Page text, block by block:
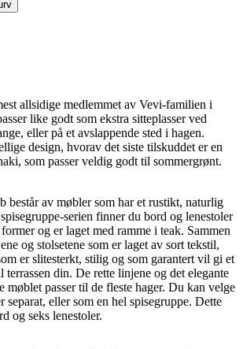
allsidige medlemmet av Vevi-familien i
like godt som ekstra sitteplasser ved
eller på et avslappende sted i hagen.
design, hvorav det siste tilskuddet er en
som passer veldig godt til sommergrønt.
består av møbler som har et rustikt, naturlig
serien finner du bord og lenestoler
og er laget med ramme i teak. Sammen
og stolsetene som er laget av sort tekstil,
er slitesterkt, stilig og som garantert vil gi et
din. De rette linjene og det elegante
møblet passer til de fleste hager. Du kan velge
separat, eller som en hel spisegruppe. Dette
og seks lenestoler.